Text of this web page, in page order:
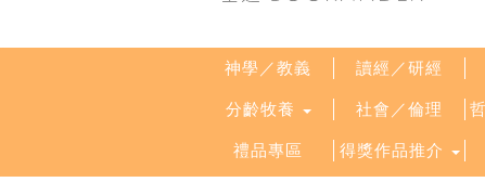
神學／教義 讀經／研經
分齡牧養 社會／倫理
禮品專區 得獎作品推介